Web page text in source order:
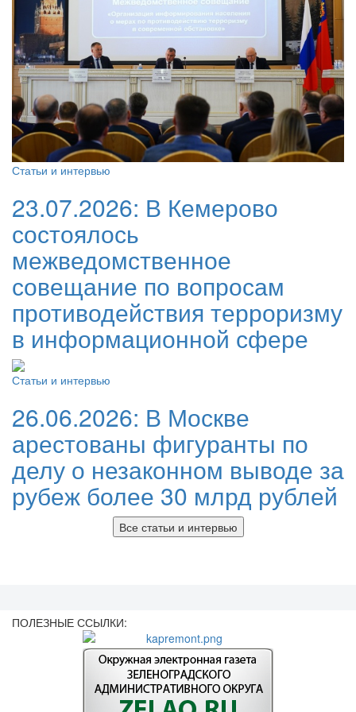
Статьи и интервью
23.07.2026: В Кемерово
состоялось
межведомственное
совещание по вопросам
противодействия терроризму
в информационной сфере
Статьи и интервью
26.06.2026: В Москве
арестованы фигуранты по
делу о незаконном выводе за
рубеж более 30 млрд рублей
Все статьи и интервью
ПОЛЕЗНЫЕ ССЫЛКИ: